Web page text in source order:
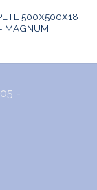
500X500X18
MAGNUM